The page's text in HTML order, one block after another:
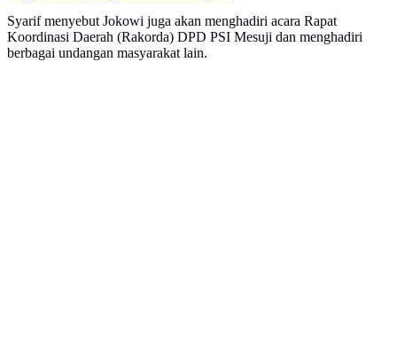
Syarif menyebut Jokowi juga akan menghadiri acara Rapat
Koordinasi Daerah (Rakorda) DPD PSI Mesuji dan menghadiri
berbagai undangan masyarakat lain.